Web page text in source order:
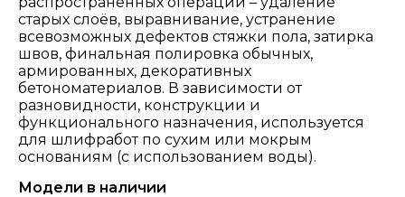
старых слоёв, выравнивание, устранение
всевозможных дефектов стяжки пола, затирка
швов, финальная полировка обычных,
армированных, декоративных
бетономатериалов. В зависимости от
разновидности, конструкции и
функционального назначения, используется
для шлифработ по сухим или мокрым
основаниям (с использованием воды).
Модели в наличии